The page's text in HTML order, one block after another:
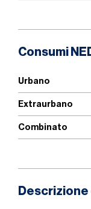
Consumi
Urbano
Extraurbano
Combinato
Descrizione